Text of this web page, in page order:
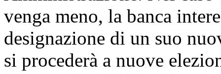
venga meno, la banca
designazione di un suo
si procederà a nuove